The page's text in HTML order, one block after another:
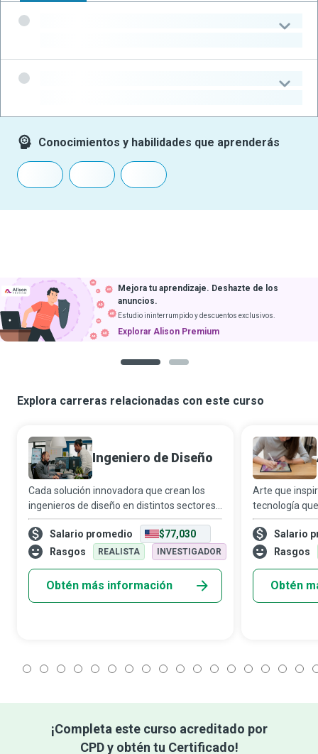
Conocimientos y habilidades que aprenderás
Mejora tu aprendizaje. Deshazte de los
anuncios.
Estudio ininterrumpido y descuentos exclusivos.
Explorar Alison Premium
Explora carreras relacionadas con este curso
Ingeniero de Diseño
Cada solución innovadora que crean los
ingenieros de diseño en distintos sectores
debe cumplir una necesidad, funcionar
correctamente y tener una buena
apariencia. Ya sea desarrollando nuevos
Salario promedio
$77,030
Rasgos
REALISTA INVESTIGADOR
Obtén más información
Arte que
tecnología
cómo se
creatividad y
propuesta.
Salario
Rasgos
Obtén
¡Completa este curso acreditado por
CPD y obtén tu Certificado!